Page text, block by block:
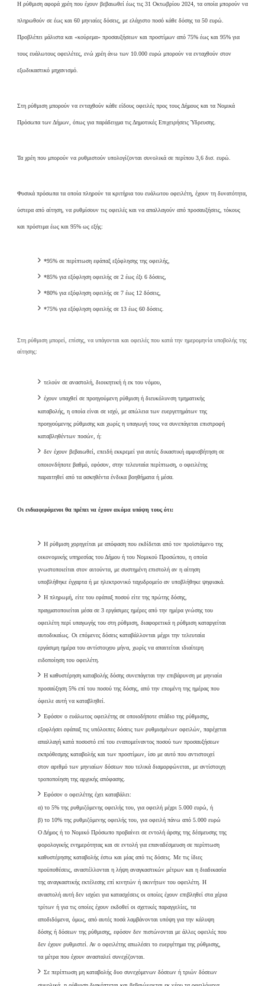
Η ρύθμιση αφορά χρέη που έχουν βεβαιωθεί έως τις 31 Οκτωβρίου 2024, τα οποία μπορούν να
πληρωθούν σε έως και 60 μηνιαίες δόσεις, με ελάχιστο ποσό κάθε δόσης τα 50 ευρώ.
Προβλέπει μάλιστα και «κούρεμα» προσαυξήσεων και προστίμων από 75% έως και 95% για
τους ευάλωτους οφειλέτες, ενώ χρέη άνω των 10.000 ευρώ μπορούν να ενταχθούν στον
εξωδικαστικό μηχανισμό.
Στη ρύθμιση μπορούν να ενταχθούν κάθε είδους οφειλές προς τους Δήμους και τα Νομικά
Πρόσωπα των Δήμων, όπως για παράδειγμα τις Δημοτικές Επιχειρήσεις Ύδρευσης.
Τα χρέη που μπορούν να ρυθμιστούν υπολογίζονται συνολικά σε περίπου 3,6 δισ. ευρώ.
Φυσικά πρόσωπα τα οποία πληρούν τα κριτήρια του ευάλωτου οφειλέτη, έχουν τη δυνατότητα,
ύστερα από αίτηση, να ρυθμίσουν τις οφειλές και να απαλλαγούν από προσαυξήσεις, τόκους
και πρόστιμα έως και 95% ως εξής:
*95% σε περίπτωση εφάπαξ εξόφλησης της οφειλής,
*85% για εξόφληση οφειλής σε 2 έως έξι 6 δόσεις,
*80% για εξόφληση οφειλής σε 7 έως 12 δόσεις,
*75% για εξόφληση οφειλής σε 13 έως 60 δόσεις.
Στη ρύθμιση μπορεί, επίσης, να υπάγονται και οφειλές που κατά την ημερομηνία υποβολής της
αίτησης:
τελούν σε αναστολή, διοικητική ή εκ του νόμου,
έχουν υπαχθεί σε προηγούμενη ρύθμιση ή διευκόλυνση τμηματικής
καταβολής, η οποία είναι σε ισχύ, με απώλεια των ευεργετημάτων της
προηγούμενης ρύθμισης και χωρίς η υπαγωγή τους να συνεπάγεται επιστροφή
καταβληθέντων ποσών, ή:
δεν έχουν βεβαιωθεί, επειδή εκκρεμεί για αυτές δικαστική αμφισβήτηση σε
οποιονδήποτε βαθμό, εφόσον, στην τελευταία περίπτωση, ο οφειλέτης
παραιτηθεί από τα ασκηθέντα ένδικα βοηθήματα ή μέσα.
Οι ενδιαφερόμενοι θα πρέπει να έχουν ακόμα υπόψη τους ότι:
Η ρύθμιση χορηγείται με απόφαση που εκδίδεται από τον προϊστάμενο της
οικονομικής υπηρεσίας του Δήμου ή του Νομικού Προσώπου, η οποία
γνωστοποιείται στον αιτούντα, με συστημένη επιστολή αν η αίτηση
υποβλήθηκε έγχαρτα ή με ηλεκτρονικό ταχυδρομείο αν υποβλήθηκε ψηφιακά.
Η πληρωμή, είτε του εφάπαξ ποσού είτε της πρώτης δόσης,
πραγματοποιείται μέσα σε 3 εργάσιμες ημέρες από την ημέρα γνώσης του
οφειλέτη περί υπαγωγής του στη ρύθμιση, διαφορετικά η ρύθμιση καταργείται
αυτοδικαίως. Οι επόμενες δόσεις καταβάλλονται μέχρι την τελευταία
εργάσιμη ημέρα του αντίστοιχου μήνα, χωρίς να απαιτείται ιδιαίτερη
ειδοποίηση του οφειλέτη.
Η καθυστέρηση καταβολής δόσης συνεπάγεται την επιβάρυνση με μηνιαία
προσαύξηση 5% επί του ποσού της δόσης, από την επομένη της ημέρας που
όφειλε αυτή να καταβληθεί.
Εφόσον ο ευάλωτος οφειλέτης σε οποιοδήποτε στάδιο της ρύθμισης,
εξοφλήσει εφάπαξ τις υπόλοιπες δόσεις των ρυθμισμένων οφειλών, παρέχεται
απαλλαγή κατά ποσοστό επί του εναπομείναντος ποσού των προσαυξήσεων
εκπρόθεσμης καταβολής και των προστίμων, ίσο με αυτό που αντιστοιχεί
στον αριθμό των μηνιαίων δόσεων που τελικά διαμορφώνεται, με αντίστοιχη
τροποποίηση της αρχικής απόφασης.
Εφόσον ο οφειλέτης έχει καταβάλει:
α) το 5% της ρυθμιζόμενης οφειλής του, για οφειλή μέχρι 5.000 ευρώ, ή
β) το 10% της ρυθμιζόμενης οφειλής του, για οφειλή πάνω από 5.000 ευρώ
Ο Δήμος ή το Νομικό Πρόσωπο προβαίνει σε εντολή άρσης της δέσμευσης της
φορολογικής ενημερότητας και σε εντολή για επαναδέσμευση σε περίπτωση
καθυστέρησης καταβολής έστω και μίας από τις δόσεις. Με τις ίδιες
προϋποθέσεις, αναστέλλονται η λήψη αναγκαστικών μέτρων και η διαδικασία
της αναγκαστικής εκτέλεσης επί κινητών ή ακινήτων του οφειλέτη. Η
αναστολή αυτή δεν ισχύει για κατασχέσεις οι οποίες έχουν επιβληθεί στα χέρια
τρίτων ή για τις οποίες έχουν εκδοθεί οι σχετικές παραγγελίες, τα
αποδιδόμενα, όμως, από αυτές ποσά λαμβάνονται υπόψη για την κάλυψη
δόσης ή δόσεων της ρύθμισης, εφόσον δεν πιστώνονται με άλλες οφειλές που
δεν έχουν ρυθμιστεί. Αν ο οφειλέτης απωλέσει το ευεργέτημα της ρύθμισης,
τα μέτρα που έχουν ανασταλεί συνεχίζονται.
Σε περίπτωση μη καταβολής δυο συνεχόμενων δόσεων ή τριών δόσεων